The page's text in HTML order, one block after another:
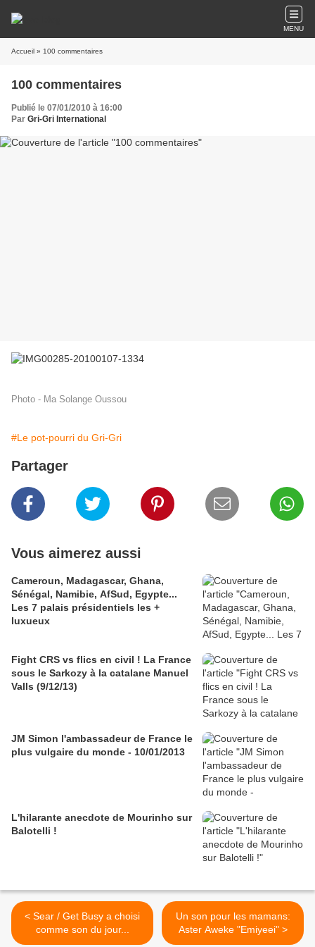
MENU
Accueil » 100 commentaires
100 commentaires
Publié le 07/01/2010 à 16:00
Par Gri-Gri International
Photo - Ma Solange Oussou
#Le pot-pourri du Gri-Gri
Partager
Vous aimerez aussi
Cameroun, Madagascar, Ghana,
Sénégal, Namibie, AfSud, Egypte...
Les 7 palais présidentiels les +
luxueux
Fight CRS vs flics en civil ! La France
sous le Sarkozy à la catalane Manuel
Valls (9/12/13)
JM Simon l'ambassadeur de France le
plus vulgaire du monde - 10/01/2013
L'hilarante anecdote de Mourinho sur
Balotelli !
< Sear / Get Busy a choisi
comme son du jour...
Un son pour les mamans:
Aster Aweke "Emiyeei" >